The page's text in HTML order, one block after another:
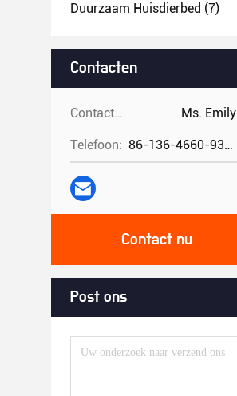
Duurzaam Huisdierbed (7)
Contacten
Contacten: Ms. Emily
Telefoon: 86-136-4660-9331
Contact nu
Post ons